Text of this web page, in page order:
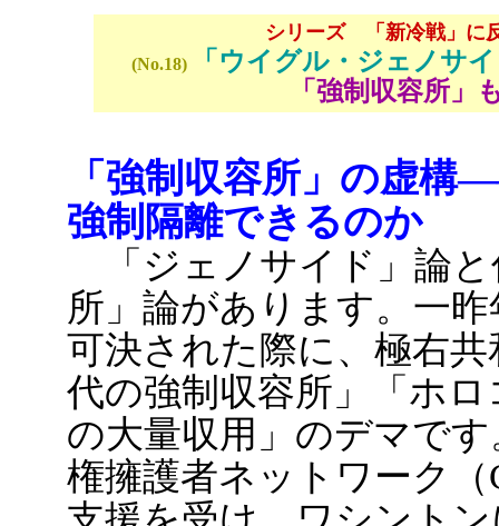
シリーズ 「新冷戦」に
(No.18)
「ウイグル・ジェノサ
「強制収容所」
「強制収容所」の虚
強制隔離できるのか
「ジェノサイド」論と
所」論があります。一
可決された際に、極右
代の強制収容所」「ホ
の大量収用」のデマで
権擁護者ネットワーク